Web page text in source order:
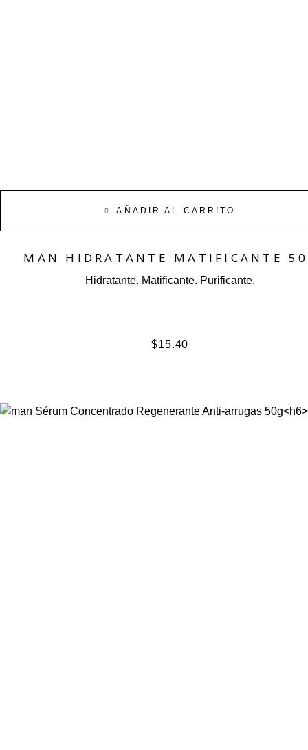
AÑADIR AL CARRITO
MAN HIDRATANTE MATIFICANTE
Hidratante. Matificante. Purificante.
$15.40